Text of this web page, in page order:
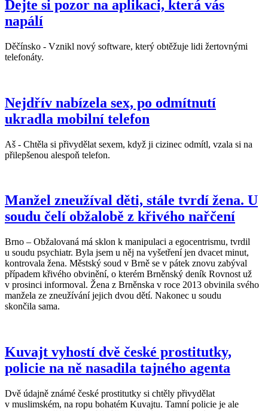
Dejte si pozor na aplikaci, která vás
napálí
Děčínsko - Vznikl nový software, který obtěžuje lidi žertovnými
telefonáty.
Nejdřív nabízela sex, po odmítnutí
ukradla mobilní telefon
Aš - Chtěla si přivydělat sexem, když ji cizinec odmítl, vzala si na
přilepšenou alespoň telefon.
Manžel zneužíval děti, stále tvrdí žena. U
soudu čelí obžalobě z křivého nařčení
Brno – Obžalovaná má sklon k manipulaci a egocentrismu, tvrdil
u soudu psychiatr. Byla jsem u něj na vyšetření jen dvacet minut,
kontrovala žena. Městský soud v Brně se v pátek znovu zabýval
případem křivého obvinění, o kterém Brněnský deník Rovnost už
v prosinci informoval. Žena z Brněnska v roce 2013 obvinila svého
manžela ze zneužívání jejich dvou dětí. Nakonec u soudu
skončila sama.
Kuvajt vyhostí dvě české prostitutky,
policie na ně nasadila tajného agenta
Dvě údajně známé české prostitutky si chtěly přivydělat
v muslimském, na ropu bohatém Kuvajtu. Tamní policie je ale